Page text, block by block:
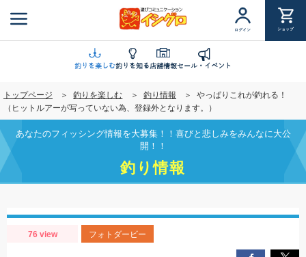
ン
ツ
移
動
ログイン ショップ
釣りを楽しむ釣りを知る店舗情報セール・イベント
トップページ 釣りを楽しむ 釣り情報
やっぱりこれが釣れる！
（ヒットルアーが写っていない為、登録外となります。）
あなたのフィッシング情報を大募集！！喜びと悲しみをみんなに大公
開！！
釣り情報
76 view フォトダービー